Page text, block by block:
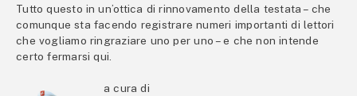
Tutto questo in un’ottica di rinnovamento della testata – che
comunque sta facendo registrare numeri importanti di lettori
che vogliamo ringraziare uno per uno – e che non intende
certo fermarsi qui.
a cura di